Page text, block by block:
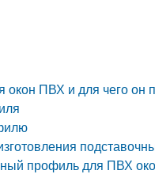
ПВХ и для чего он
профиль для ПВХ